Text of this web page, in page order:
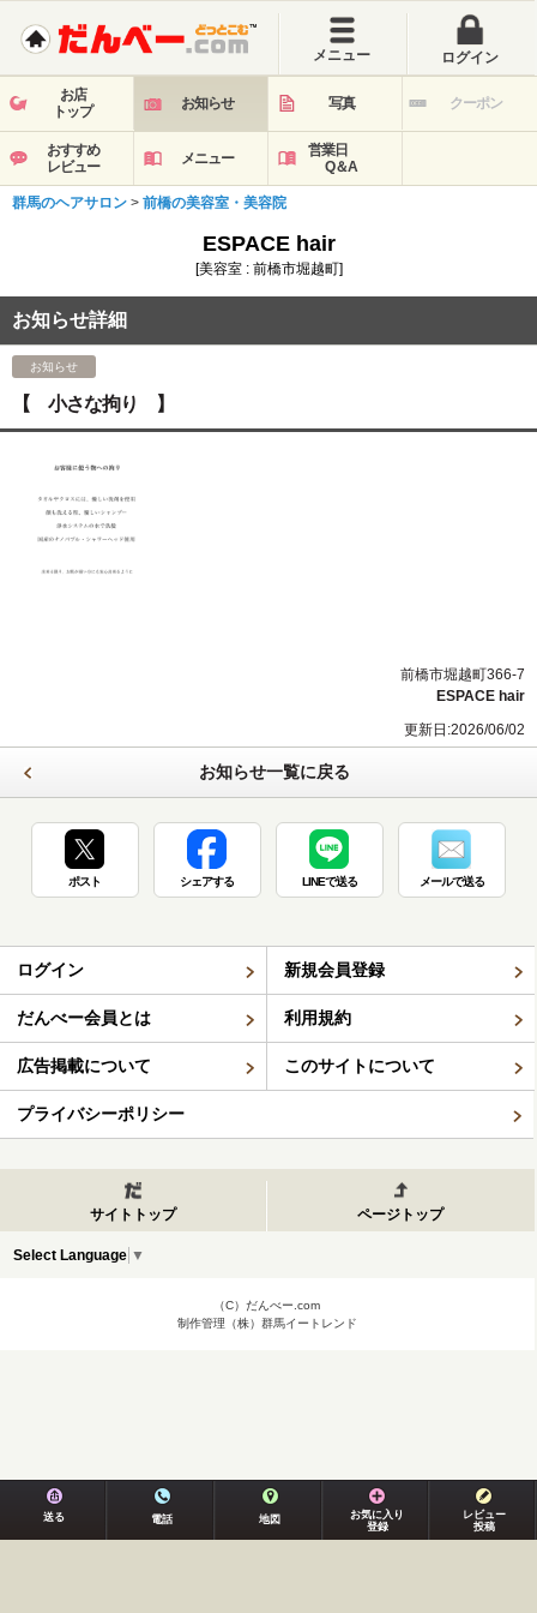
メニュー ログイン
お店
トップ
お知らせ 写真 クーポン
おすすめ
レビュー
メニュー
営業日
Q＆A
群馬のヘアサロン > 前橋の美容室・美容院
ESPACE hair
[美容室 : 前橋市堀越町]
お知らせ詳細
お知らせ
【 小さな拘り 】
前橋市堀越町366-7
ESPACE hair
更新日:2026/06/02
お知らせ一覧に戻る
ポスト シェアする LINEで送る メールで送る
ログイン 新規会員登録
だんべー会員とは 利用規約
広告掲載について このサイトについて
プライバシーポリシー
サイトトップ ページトップ
Select Language ▼
（C）だんべー.com
制作管理（株）群馬イートレンド
送る 電話 地図
お気に入り
登録
レビュー
投稿